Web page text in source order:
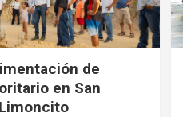
de
en San